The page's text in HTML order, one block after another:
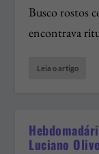
Busco rostos
encontrava
Leia o artigo
Luciano